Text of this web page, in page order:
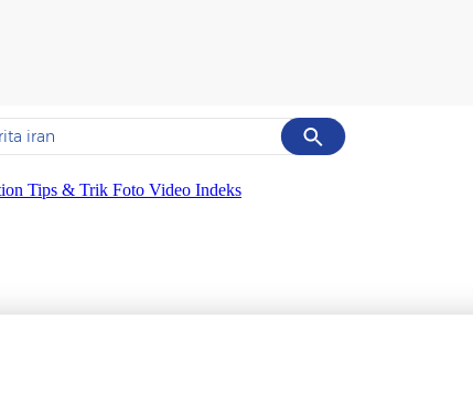
Cancel
ramai dicari
Tips & Trik Foto Video Indeks